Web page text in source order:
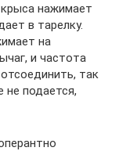
нажимает
в тарелку.
на
и частота
так
подается,